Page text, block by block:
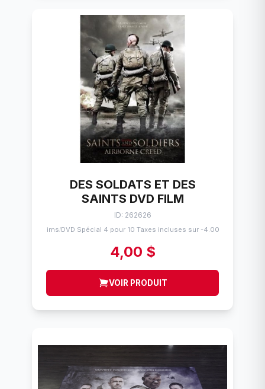
DES SOLDATS ET DES
SAINTS DVD FILM
ID: 262626
Flims/DVD Spécial 4 pour 10 Taxes incluses sur -4.00$
4,00 $
VOIR PRODUIT